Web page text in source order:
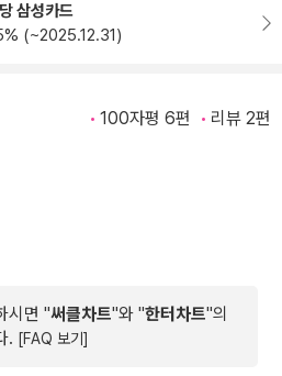
삼성카드
(~2025.12.31)
100자평 6편 리뷰 2편
시면 "써클차트"와 "한터차트"의
. [FAQ 보기]